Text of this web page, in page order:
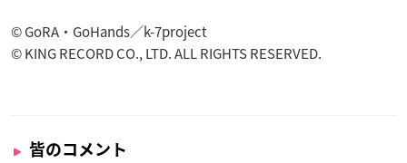
© GoRA・GoHands／k-7project
© KING RECORD CO., LTD. ALL RIGHTS RESERVED.
皆のコメント